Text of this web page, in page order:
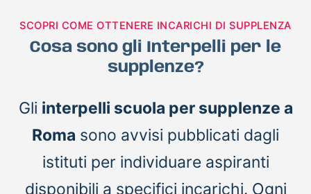
SCOPRI COME OTTENERE INCARICHI DI SUPPLENZA
Cosa sono gli Interpelli per le
supplenze?
Gli interpelli scuola per supplenze a
Roma sono avvisi pubblicati dagli
istituti per individuare aspiranti
disponibili a specifici incarichi. Ogni